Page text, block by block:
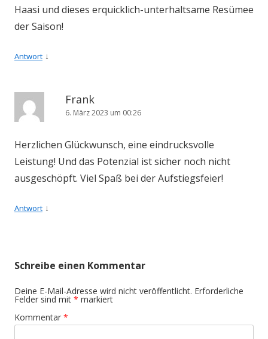
Haasi und dieses erquicklich-unterhaltsame Resümee
der Saison!
Antwort ↓
Frank
6. März 2023 um 00:26
Herzlichen Glückwunsch, eine eindrucksvolle
Leistung! Und das Potenzial ist sicher noch nicht
ausgeschöpft. Viel Spaß bei der Aufstiegsfeier!
Antwort ↓
Schreibe einen Kommentar
Deine E-Mail-Adresse wird nicht veröffentlicht. Erforderliche
Felder sind mit * markiert
Kommentar *